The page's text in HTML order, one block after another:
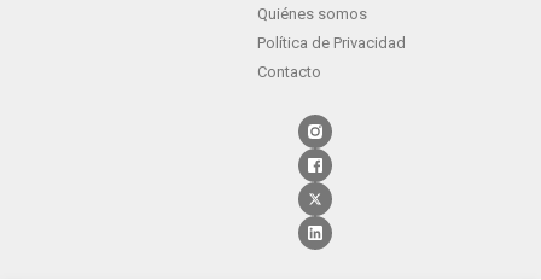
Quiénes somos
Política de Privacidad
Contacto